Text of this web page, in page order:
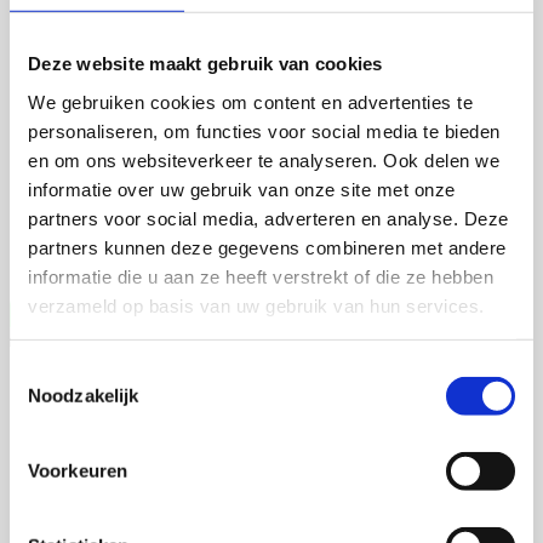
Deze website maakt gebruik van cookies
We gebruiken cookies om content en advertenties te
personaliseren, om functies voor social media te bieden
en om ons websiteverkeer te analyseren. Ook delen we
informatie over uw gebruik van onze site met onze
partners voor social media, adverteren en analyse. Deze
partners kunnen deze gegevens combineren met andere
informatie die u aan ze heeft verstrekt of die ze hebben
verzameld op basis van uw gebruik van hun services.
Noodzakelijk
Voorkeuren
2 september 2026
Martijn de Roij
Wageningen University
Jia Li